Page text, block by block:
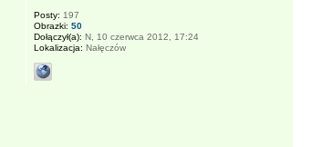
Posty: 197
Obrazki: 50
Dołączył(a): N, 10 czerwca 2012, 17:24
Lokalizacja: Nałęczów